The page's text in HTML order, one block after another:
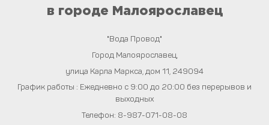
в городе Малоярославец
"Вода Провод"
Город Малоярославец
улица Карла Маркса, дом 11 249094
График работы : Ежедневно с 9:00 до 20:00 без перерывов и
выходных
Телефон: 8-987-071-08-08